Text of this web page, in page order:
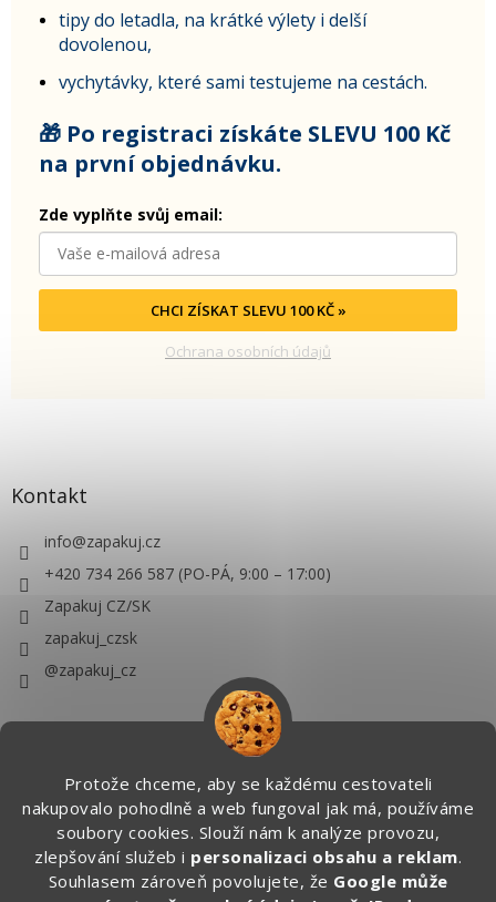
Protože chceme, aby se každému cestovateli
nakupovalo pohodlně a web fungoval jak má, používáme
soubory cookies. Slouží nám k analýze provozu,
zlepšování služeb i personalizaci obsahu a reklam.
Souhlasem zároveň povolujete, že Google může
tipy do letadla, na krátké výlety i delší
dovolenou,
vychytávky, které sami testujeme na cestách.
🎁 Po registraci získáte SLEVU 100 Kč
na první objednávku.
Zde vyplňte svůj email:
CHCI ZÍSKAT SLEVU 100 KČ »
Ochrana osobních údajů
Kontakt
info@zapakuj.cz
+420 734 266 587 (PO-PÁ, 9:00 – 17:00)
Zapakuj CZ/SK
zapakuj_czsk
@zapakuj_cz